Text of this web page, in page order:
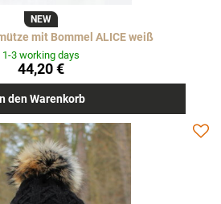
NEW
mit Bommel ALICE weiß
1-3 working days
44,20 €
den Warenkorb